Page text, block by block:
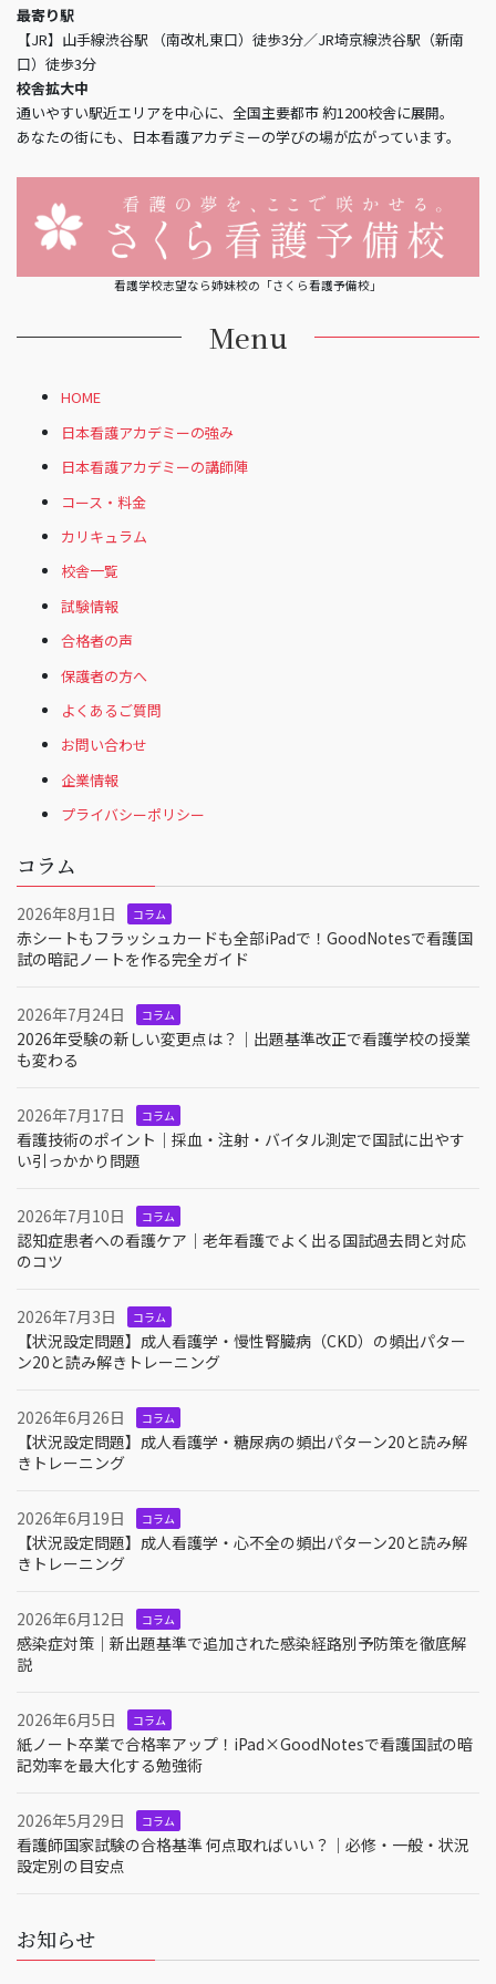
最寄り駅
【JR】山手線渋谷駅 （南改札東口）徒歩3分／JR埼京線渋谷駅（新南
口）徒歩3分
校舎拡大中
通いやすい駅近エリアを中心に、全国主要都市 約1200校舎に展開。
あなたの街にも、日本看護アカデミーの学びの場が広がっています。
看護学校志望なら姉妹校の「さくら看護予備校」
Menu
HOME
日本看護アカデミーの強み
日本看護アカデミーの講師陣
コース・料金
カリキュラム
校舎一覧
試験情報
合格者の声
保護者の方へ
よくあるご質問
お問い合わせ
企業情報
プライバシーポリシー
コラム
2026年8月1日 コラム
赤シートもフラッシュカードも全部iPadで！GoodNotesで看護国
試の暗記ノートを作る完全ガイド
2026年7月24日 コラム
2026年受験の新しい変更点は？｜出題基準改正で看護学校の授業
も変わる
2026年7月17日 コラム
看護技術のポイント｜採血・注射・バイタル測定で国試に出やす
い引っかかり問題
2026年7月10日 コラム
認知症患者への看護ケア｜老年看護でよく出る国試過去問と対応
のコツ
2026年7月3日 コラム
【状況設定問題】成人看護学・慢性腎臓病（CKD）の頻出パター
ン20と読み解きトレーニング
2026年6月26日 コラム
【状況設定問題】成人看護学・糖尿病の頻出パターン20と読み解
きトレーニング
2026年6月19日 コラム
【状況設定問題】成人看護学・心不全の頻出パターン20と読み解
きトレーニング
2026年6月12日 コラム
感染症対策｜新出題基準で追加された感染経路別予防策を徹底解
説
2026年6月5日 コラム
紙ノート卒業で合格率アップ！iPad×GoodNotesで看護国試の暗
記効率を最大化する勉強術
2026年5月29日 コラム
看護師国家試験の合格基準 何点取ればいい？｜必修・一般・状況
設定別の目安点
お知らせ